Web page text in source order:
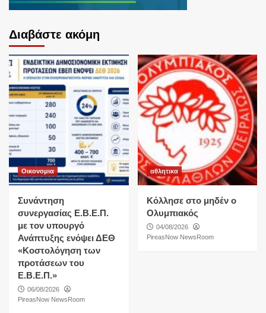
Διαβάστε ακόμη
Οικονομια
Συνάντηση
συνεργασίας Ε.Β.Ε.Π.
με τον υπουργό
Ανάπτυξης ενόψει ΔΕΘ
«Κοστολόγηση των
προτάσεων του
Ε.Β.Ε.Π.»
06/08/2026
PireasNow NewsRoom
αθλητικα
Κόλλησε στο μηδέν ο
Ολυμπιακός
04/08/2026
PireasNow NewsRoom